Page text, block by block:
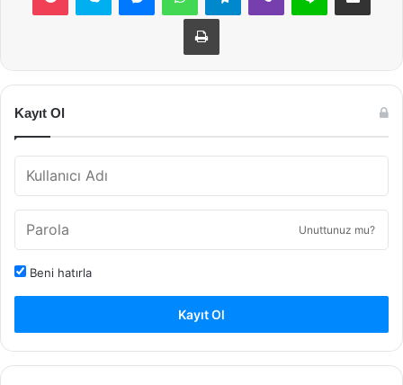
Yazdır
Kayıt Ol
Unuttunuz mu?
Beni hatırla
Kayıt Ol